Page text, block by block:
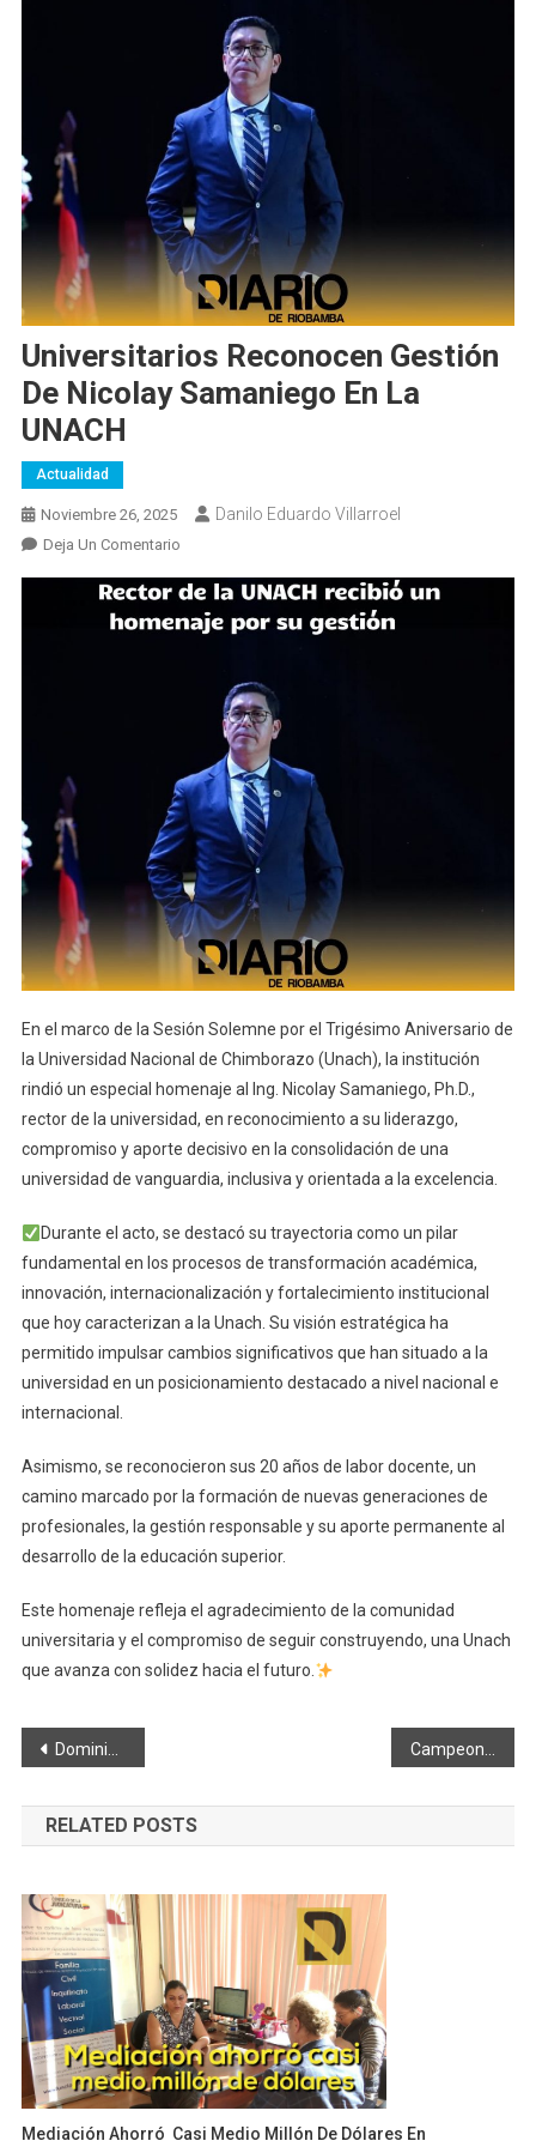
Universitarios Reconocen Gestión
De Nicolay Samaniego En La
UNACH
Actualidad
Noviembre 26, 2025 Danilo Eduardo Villarroel
Deja Un ComentarioEn
Reconocen
Gestión
Samaniego
UNACH
En el marco de la Sesión Solemne por el Trigésimo Aniversario de
la Universidad Nacional de Chimborazo (Unach), la institución
rindió un especial homenaje al Ing. Nicolay Samaniego, Ph.D.,
rector de la universidad, en reconocimiento a su liderazgo,
compromiso y aporte decisivo en la consolidación de una
universidad de vanguardia, inclusiva y orientada a la excelencia.
Durante el acto, se destacó su trayectoria como un pilar
fundamental en los procesos de transformación académica,
innovación, internacionalización y fortalecimiento institucional
que hoy caracterizan a la Unach. Su visión estratégica ha
permitido impulsar cambios significativos que han situado a la
universidad en un posicionamiento destacado a nivel nacional e
internacional.
Asimismo, se reconocieron sus 20 años de labor docente, un
camino marcado por la formación de nuevas generaciones de
profesionales, la gestión responsable y su aporte permanente al
desarrollo de la educación superior.
Este homenaje refleja el agradecimiento de la comunidad
universitaria y el compromiso de seguir construyendo, una Unach
que avanza con solidez hacia el futuro.
Navegación
de
entradas
Dominik «Pantera Blanca»: 22 segundos le bastó para ganar con K.O. Campeonato abierto de Ecuavoley en Colta modaidad coloque
RELATED POSTS
Mediación Ahorró Casi Medio Millón De Dólares En